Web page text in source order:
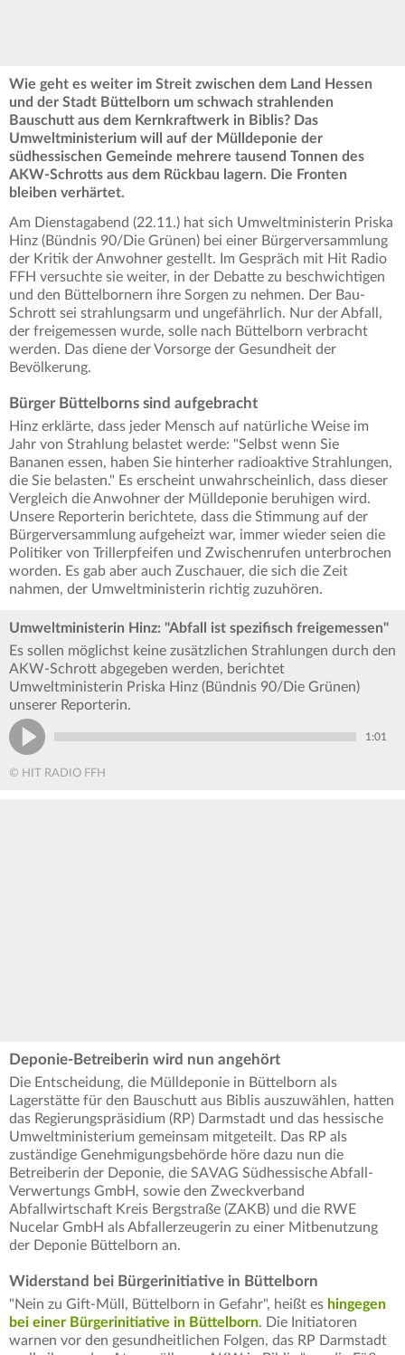
Wie geht es weiter im Streit zwischen dem Land Hessen
und der Stadt Büttelborn um schwach strahlenden
Bauschutt aus dem Kernkraftwerk in Biblis? Das
Umweltministerium will auf der Mülldeponie der
südhessischen Gemeinde mehrere tausend Tonnen des
AKW-Schrotts aus dem Rückbau lagern. Die Fronten
bleiben verhärtet.
Am Dienstagabend (22.11.) hat sich Umweltministerin Priska
Hinz (Bündnis 90/Die Grünen) bei einer Bürgerversammlung
der Kritik der Anwohner gestellt. Im Gespräch mit Hit Radio
FFH versuchte sie weiter, in der Debatte zu beschwichtigen
und den Büttelbornern ihre Sorgen zu nehmen. Der Bau-
Schrott sei strahlungsarm und ungefährlich. Nur der Abfall,
der freigemessen wurde, solle nach Büttelborn verbracht
werden. Das diene der Vorsorge der Gesundheit der
Bevölkerung.
Bürger Büttelborns sind aufgebracht
Hinz erklärte, dass jeder Mensch auf natürliche Weise im
Jahr von Strahlung belastet werde: "Selbst wenn Sie
Bananen essen, haben Sie hinterher radioaktive Strahlungen,
die Sie belasten." Es erscheint unwahrscheinlich, dass dieser
Vergleich die Anwohner der Mülldeponie beruhigen wird.
Unsere Reporterin berichtete, dass die Stimmung auf der
Bürgerversammlung aufgeheizt war, immer wieder seien die
Politiker von Trillerpfeifen und Zwischenrufen unterbrochen
worden. Es gab aber auch Zuschauer, die sich die Zeit
nahmen, der Umweltministerin richtig zuzuhören.
Umweltministerin Hinz: "Abfall ist spezifisch freigemessen"
Es sollen möglichst keine zusätzlichen Strahlungen durch den
AKW-Schrott abgegeben werden, berichtet
Umweltministerin Priska Hinz (Bündnis 90/Die Grünen)
unserer Reporterin.
1:01
© HIT RADIO FFH
Deponie-Betreiberin wird nun angehört
Die Entscheidung, die Mülldeponie in Büttelborn als
Lagerstätte für den Bauschutt aus Biblis auszuwählen, hatten
das Regierungspräsidium (RP) Darmstadt und das hessische
Umweltministerium gemeinsam mitgeteilt. Das RP als
zuständige Genehmigungsbehörde höre dazu nun die
Betreiberin der Deponie, die SAVAG Südhessische Abfall-
Verwertungs GmbH, sowie den Zweckverband
Abfallwirtschaft Kreis Bergstraße (ZAKB) und die RWE
Nucelar GmbH als Abfallerzeugerin zu einer Mitbenutzung
der Deponie Büttelborn an.
Widerstand bei Bürgerinitiative in Büttelborn
"Nein zu Gift-Müll, Büttelborn in Gefahr", heißt es hingegen
bei einer Bürgerinitiative in Büttelborn. Die Initiatoren
warnen vor den gesundheitlichen Folgen, das RP Darmstadt